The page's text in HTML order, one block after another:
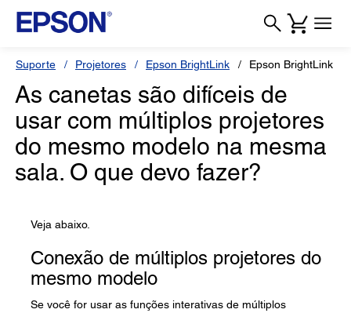
Suporte Projetores Epson BrightLink Epson BrightLink
As canetas são difíceis de
usar com múltiplos projetores
do mesmo modelo na mesma
sala. O que devo fazer?
Veja abaixo.
Conexão de múltiplos projetores do
mesmo modelo
Se você for usar as funções interativas de múltiplos